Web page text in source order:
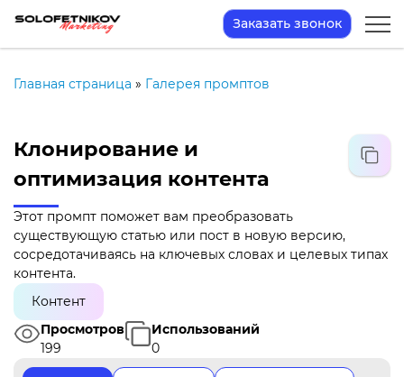
Заказать звонок
Главная страница » Галерея промптов
Клонирование и
оптимизация контента
Этот промпт поможет вам преобразовать
существующую статью или пост в новую версию,
сосредотачиваясь на ключевых словах и целевых типах
контента.
Контент
Просмотров
199
Использований
0